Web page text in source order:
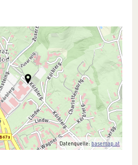
Datenquelle: basemap.at